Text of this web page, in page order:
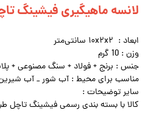
ابعاد : ۱۰x۲x۲ سانتی‌متر
وزن : 10 گرم
جنس : برنج + فولاد + سنگ مصنوعی +
مناسب برای محیط : آب شور _ آب
سایر توضیحات :
کالا با بسته بندی رسمی فیشینگ تاچل